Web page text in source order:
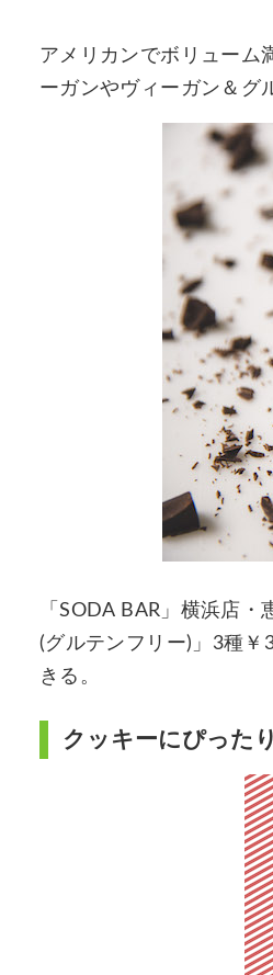
アメリカンでボリューム
ーガンやヴィーガン＆グ
「SODA BAR」横浜店
(グルテンフリー)」3種￥
きる。
クッキーにぴった